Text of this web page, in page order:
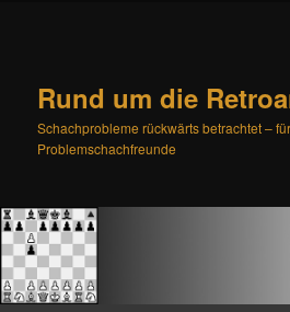
Rund um die
Schachprobleme rückwärts betrachtet –
Problemschachfreunde